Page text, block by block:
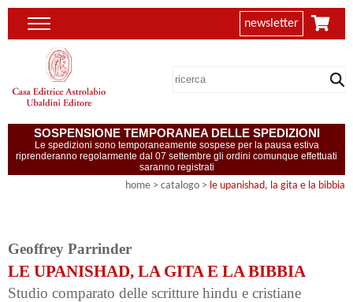
newsletter
SOSPENSIONE TEMPORANEA DELLE SPEDIZIONI
Le spedizioni sono temporaneamente sospese per la pausa estiva
riprenderanno regolarmente dal 07 settembre gli ordini comunque effettuati
saranno registrati
home > catalogo > le upanishad, la gita e la bibbia
Geoffrey Parrinder
LE UPANISHAD, LA GITA E LA BIBBIA
Studio comparato delle scritture hindu e cristiane